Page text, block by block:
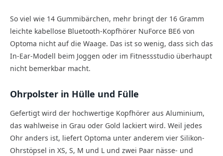
So viel wie 14 Gummibärchen, mehr bringt der 16 Gramm
leichte kabellose Bluetooth-Kopfhörer NuForce BE6 von
Optoma nicht auf die Waage. Das ist so wenig, dass sich das
In-Ear-Modell beim Joggen oder im Fitnessstudio überhaupt
nicht bemerkbar macht.
Ohrpolster in Hülle und Fülle
Gefertigt wird der hochwertige Kopfhörer aus Aluminium,
das wahlweise in Grau oder Gold lackiert wird. Weil jedes
Ohr anders ist, liefert Optoma unter anderem vier Silikon-
Ohrstöpsel in XS, S, M und L und zwei Paar nässe- und